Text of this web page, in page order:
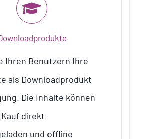
Ihren Benutzern Ihre
als Downloadprodukt
Die Inhalte können
direkt
und offline